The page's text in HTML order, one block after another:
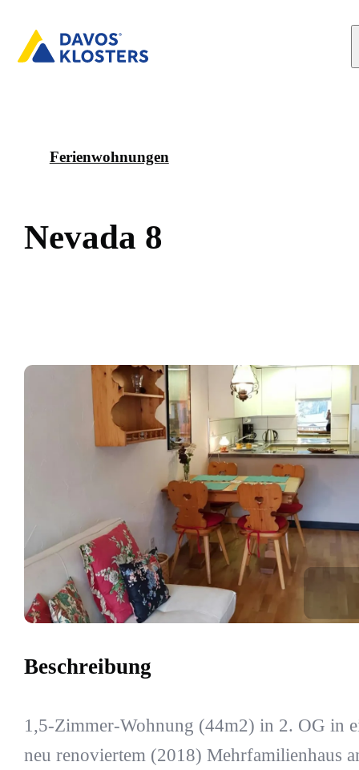
Ferienwohnungen
Nevada 8
Beschreibung
1,5-Zimmer-Wohnung (44m2) in 2. OG in
neu renoviertem (2018) Mehrfamilienhaus